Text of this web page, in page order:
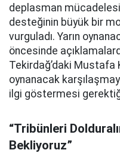
deplasman
desteğinin büyük bir
vurguladı. Yarın
öncesinde
Tekirdağ’daki Mustafa
oynanacak
ilgi göstermesi
“Tribünleri
Bekliyoruz”